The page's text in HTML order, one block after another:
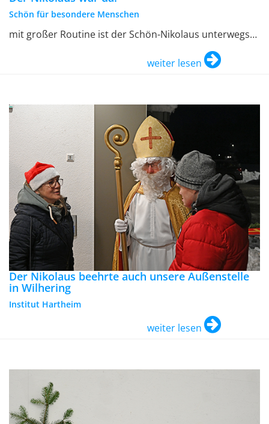
Schön für besondere Menschen
mit großer Routine ist der Schön-Nikolaus unterwegs…
weiter lesen
Der Nikolaus beehrte auch unsere Außenstelle
in Wilhering
Institut Hartheim
weiter lesen